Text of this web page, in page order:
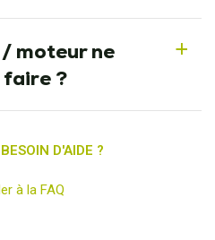
a
moteur ne
faire ?
D'AIDE ?
à la FAQ